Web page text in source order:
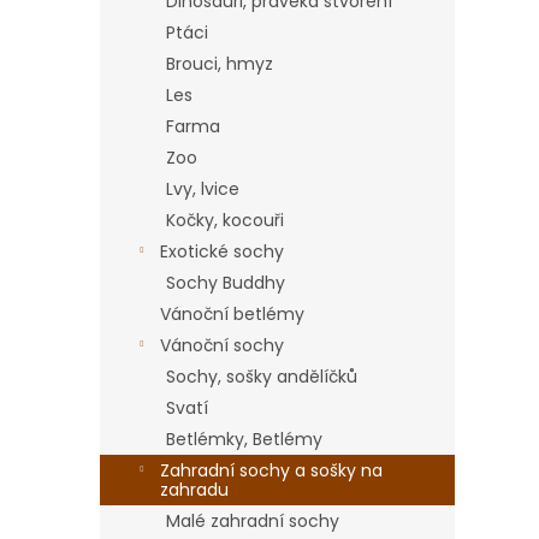
Ptáci
Brouci, hmyz
Les
Farma
Zoo
Lvy, lvice
Kočky, kocouři
Exotické sochy
Sochy Buddhy
Vánoční betlémy
Vánoční sochy
Sochy, sošky andělíčků
Svatí
Betlémky, Betlémy
Zahradní sochy a sošky na
zahradu
Malé zahradní sochy